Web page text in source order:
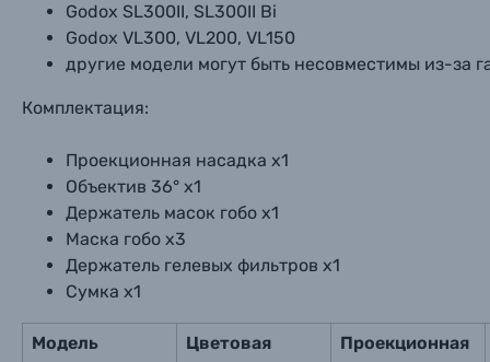
Б/У фототехника (Комиссионные товары)
Godox SL300II, SL300II Bi
Godox VL300, VL200, VL150
другие модели могут быть несовместимы из-за
Комплектация:
Проекционная насадка x1
Объектив 36° x1
Держатель масок гобо x1
Маска гобо x3
Держатель гелевых фильтров x1
Сумка x1
Модель
Цветовая
Проекционная